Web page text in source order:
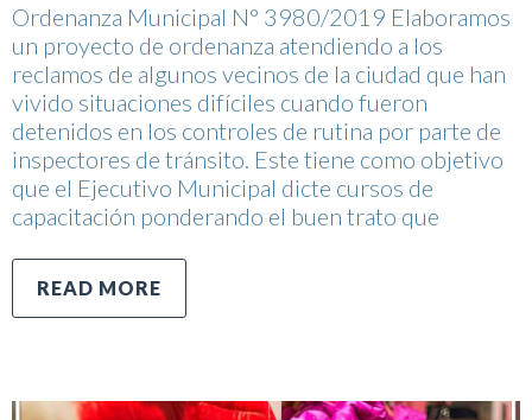
Ordenanza Municipal N° 3980/2019 Elaboramos
un proyecto de ordenanza atendiendo a los
reclamos de algunos vecinos de la ciudad que han
vivido situaciones difíciles cuando fueron
detenidos en los controles de rutina por parte de
inspectores de tránsito. Este tiene como objetivo
que el Ejecutivo Municipal dicte cursos de
capacitación ponderando el buen trato que
READ MORE